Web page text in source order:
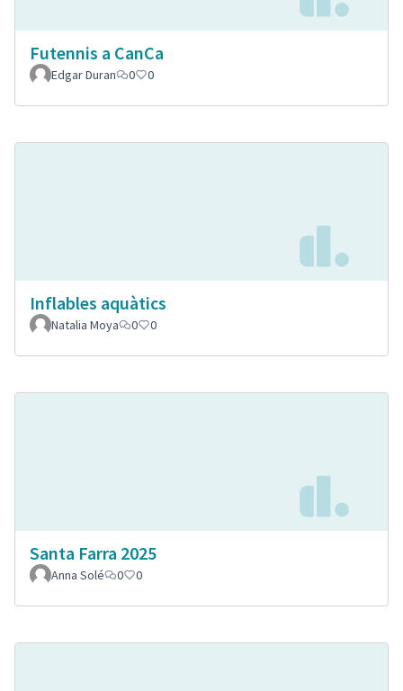
Futennis a CanCa
Edgar Duran 0 0
Inflables aquàtics
Natalia Moya 0 0
Santa Farra 2025
Anna Solé 0 0